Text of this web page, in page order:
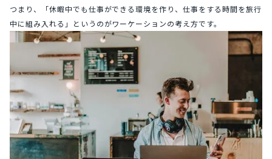
つまり、「休暇中でも仕事ができる環境を作り、仕事をする時間を旅行
中に組み入れる」というのがワーケーションの考え方です。